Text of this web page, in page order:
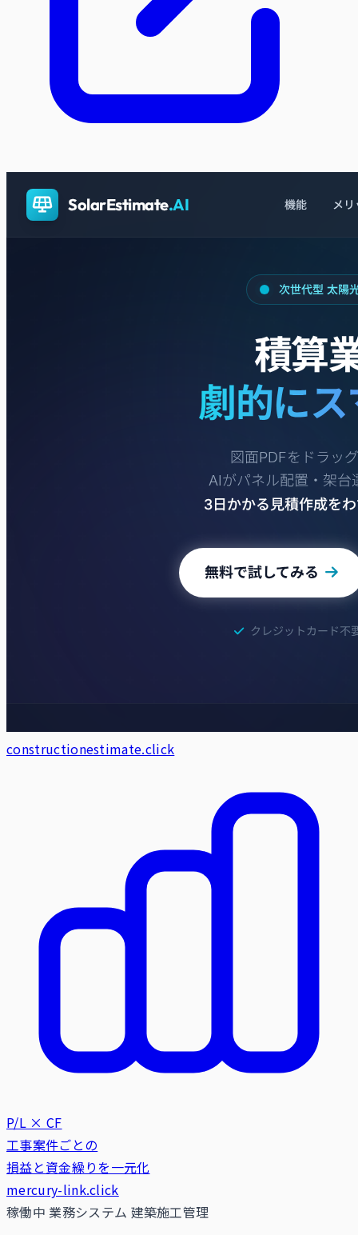
constructionestimate.click
P/L × CF
工事案件ごとの
損益と資金繰りを一元化
mercury-link.click
稼働中 業務システム 建築施工管理